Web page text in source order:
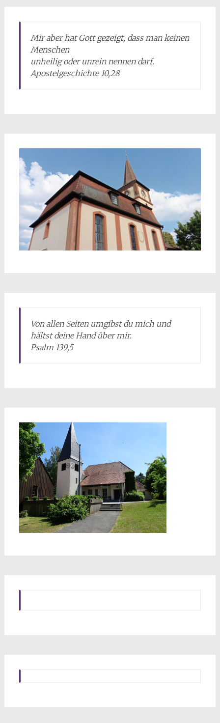
Mir aber hat Gott gezeigt, dass man keinen
Menschen
unheilig oder unrein nennen darf.
Apostelgeschichte 10,28
Von allen Seiten umgibst du mich und
hältst deine Hand über mir.
Psalm 139,5